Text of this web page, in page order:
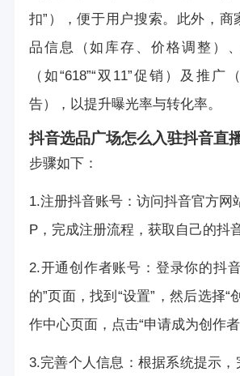
扣”），便于用户搜索。此外，商
品信息（如库存、价格调整）
（如“618”“双11”促销）及推广
告），以提升曝光率与转化率。
抖音选品广场怎么入驻抖音直
步骤如下：
1.注册抖音账号：访问抖音官方网
P，完成注册流程，获取自己的抖
2.开通创作者账号：登录你的抖
的”页面，找到“设置”，然后选择“
作中心页面，点击“申请成为创作者
3.完善个人信息：根据系统提示，